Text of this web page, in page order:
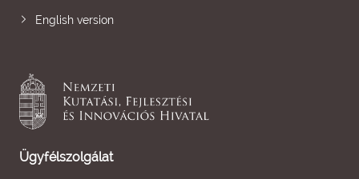
English version
Ügyfélszolgálat